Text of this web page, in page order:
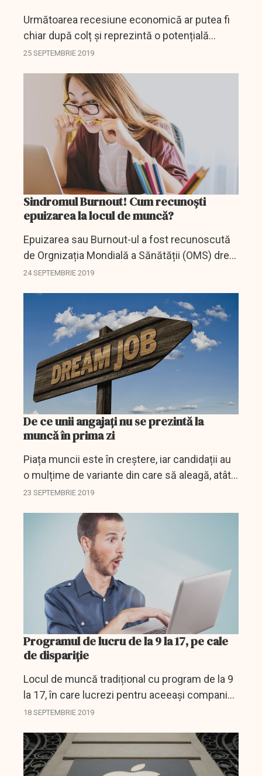
Următoarea recesiune economică ar putea fi
chiar după colț și reprezintă o potențială
amenințare pentru toți angajații. Aproximativ
locul de...
25 SEPTEMBRIE 2019
Sindromul Burnout! Cum recunoști
epuizarea la locul de muncă?
Epuizarea sau Burnout-ul a fost recunoscută
de Orgnizația Mondială a Sănătății (OMS) drept
o condiție medicală legitimă, cauzată de
24 SEPTEMBRIE 2019
De ce unii angajați nu se prezintă la
muncă în prima zi
Piața muncii este în creștere, iar candidații au
o mulțime de variante din care să aleagă, atât
de multe încât se întâmplă ca uneori să își
23 SEPTEMBRIE 2019
Programul de lucru de la 9 la 17, pe cale
de dispariție
Locul de muncă tradițional cu program de la 9
la 17, în care lucrezi pentru aceeași companie
toată viața își trăiește ultimele clipe. În ultimul
18 SEPTEMBRIE 2019